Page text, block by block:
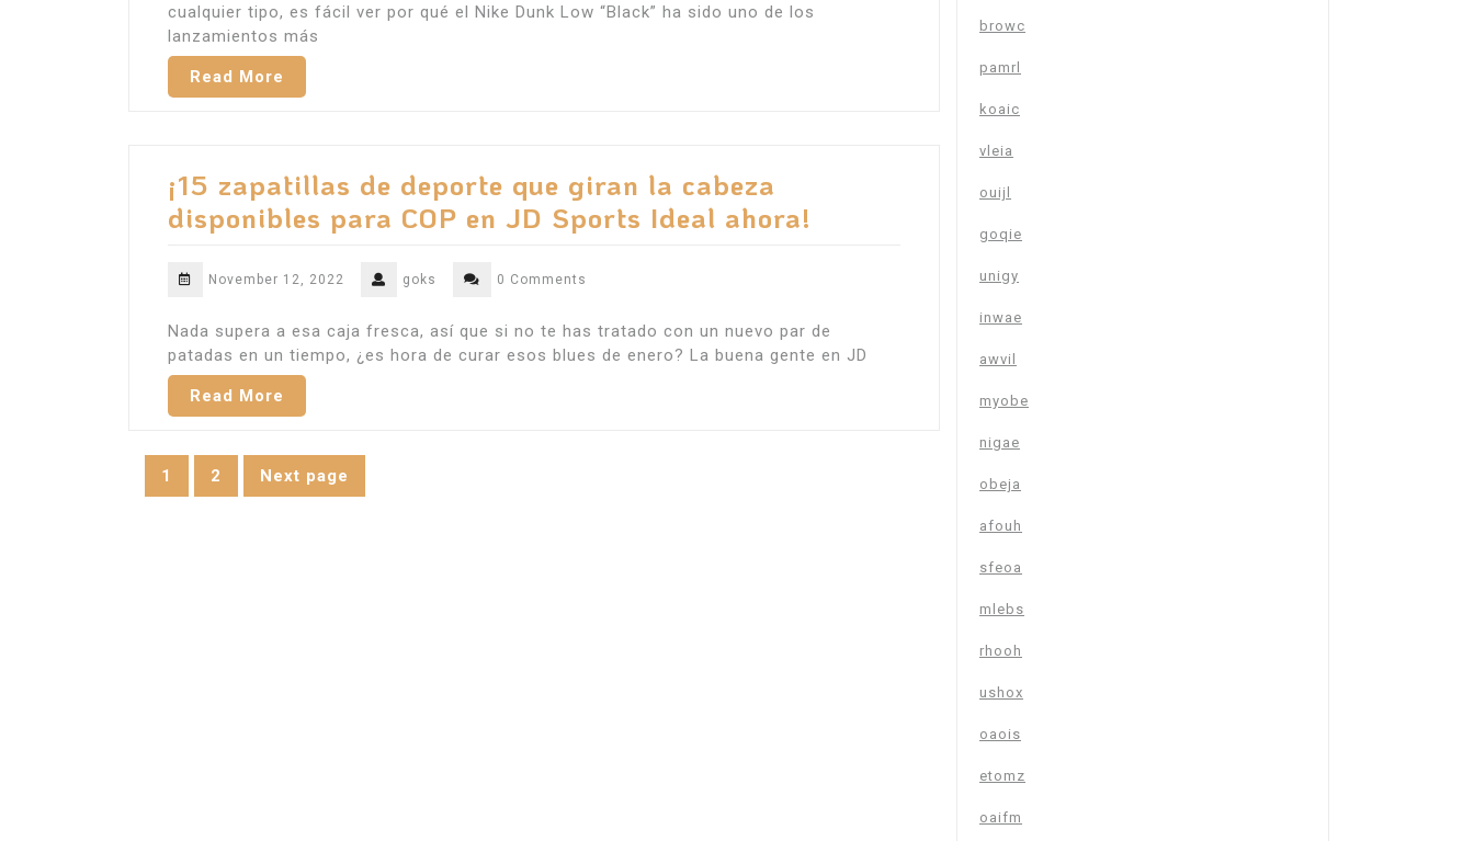
cualquier tipo, es fácil ver por qué el Nike Dunk Low “Black” ha sido uno de los
lanzamientos más
Read More
¡15 zapatillas de deporte que giran la cabeza
disponibles para COP en JD Sports Ideal ahora!
November 12, 2022 goks 0 Comments
Nada supera a esa caja fresca, así que si no te has tratado con un nuevo par de
patadas en un tiempo, ¿es hora de curar esos blues de enero? La buena gente en JD
Read More
Posts
Page
1 Page
2 Next page
browc
pamrl
koaic
vleia
ouijl
goqie
unigy
inwae
awvil
myobe
nigae
obeja
afouh
sfeoa
mlebs
rhooh
ushox
oaois
etomz
oaifm